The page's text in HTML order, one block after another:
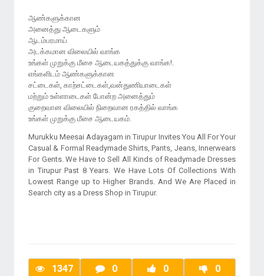
ஆண்களுக்கான
அனைத்து ஆடைகளும்
ஆடம்பரமாய்
அடக்கமான விலையில் வாங்க
உங்கள் முறுக்கு மீசை ஆடையகத்துக்கு வாங்க!.
எங்களிடம் ஆண்களுக்கான
சட்டைகள், காற்சட்டைகள்,வன்துணியாடைகள்
மற்றும் உள்ளாடைகள் போன்ற அனைத்தும்
குறைவான விலையில் நிறைவான ரகத்தில் வாங்க
Murukku Meesai Adayagam in Tirupur Invites You All For Your
Casual & Formal Readymade Shirts, Pants, Jeans, Innerwears
For Gents. We Have to Sell All Kinds of Readymade Dresses
in Tirupur Past 8 Years. We Have Lots Of Collections With
Lowest Range up to Higher Brands. And We Are Placed in
Search city as a Dress Shop in Tirupur.
1347 0 0 0